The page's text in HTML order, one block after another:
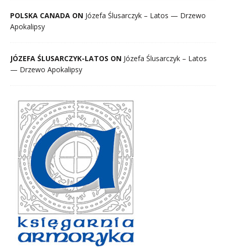
POLSKA CANADA ON Józefa Ślusarczyk – Latos — Drzewo
Apokalipsy
JÓZEFA ŚLUSARCZYK-LATOS ON Józefa Ślusarczyk – Latos
— Drzewo Apokalipsy